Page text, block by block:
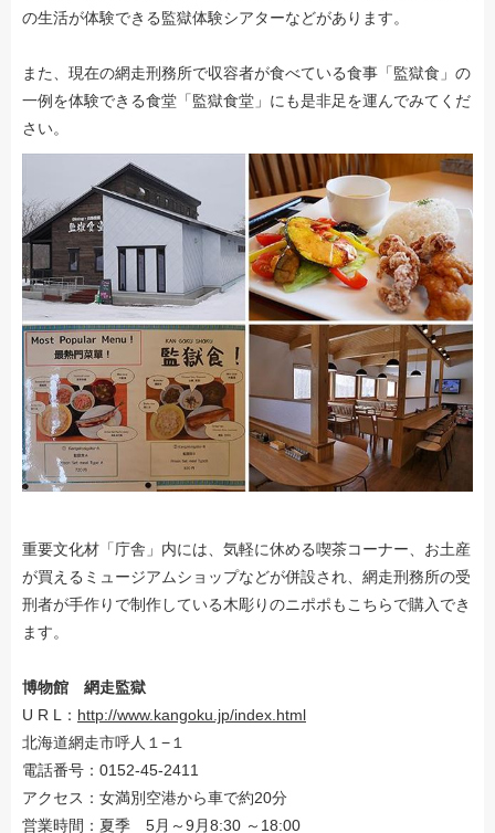
の生活が体験できる監獄体験シアターなどがあります。
また、現在の網走刑務所で収容者が食べている食事「監獄食」の
一例を体験できる食堂「監獄食堂」にも是非足を運んでみてくだ
さい。
重要文化材「庁舎」内には、気軽に休める喫茶コーナー、お土産
が買えるミュージアムショップなどが併設され、網走刑務所の受
刑者が手作りで制作している木彫りのニポポもこちらで購入でき
ます。
博物館 網走監獄
U R L： http://www.kangoku.jp/index.html
北海道網走市呼人１−１
電話番号：0152-45-2411
アクセス：女満別空港から車で約20分
営業時間：夏季 5月～9月8:30 ～18:00